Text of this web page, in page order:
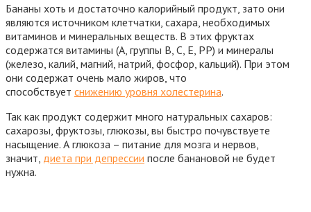
Бананы хоть и достаточно калорийный продукт, зато они
являются источником клетчатки, сахара, необходимых
витаминов и минеральных веществ. В этих фруктах
содержатся витамины (A, группы B, C, E, PP) и минералы
(железо, калий, магний, натрий, фосфор, кальций). При этом
они содержат очень мало жиров, что
способствует снижению уровня холестерина.
Так как продукт содержит много натуральных сахаров:
сахарозы, фруктозы, глюкозы, вы быстро почувствуете
насыщение. А глюкоза – питание для мозга и нервов,
значит, диета при депрессии после банановой не будет
нужна.